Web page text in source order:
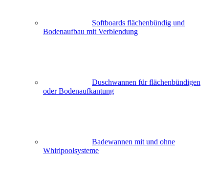
Softboards flächenbündig und
Bodenaufbau mit Verblendung
Duschwannen für flächenbündigen
oder Bodenaufkantung
Badewannen mit und ohne
Whirlpoolsysteme